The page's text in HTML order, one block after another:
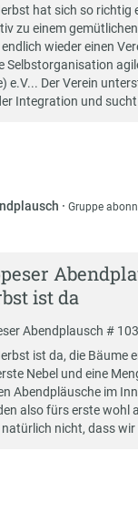
hat sich so richtig
zu einem
wieder einen
Selbstorganisation
e.V... Der Verein
Integration und
·Gruppe
ist da
Abendplausch # 103
ist da, die Bäume
Nebel und eine
Abendpläusche im
also fürs erste wohl
natürlich nicht, dass